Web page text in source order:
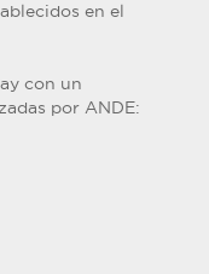
en el
con un
por ANDE: